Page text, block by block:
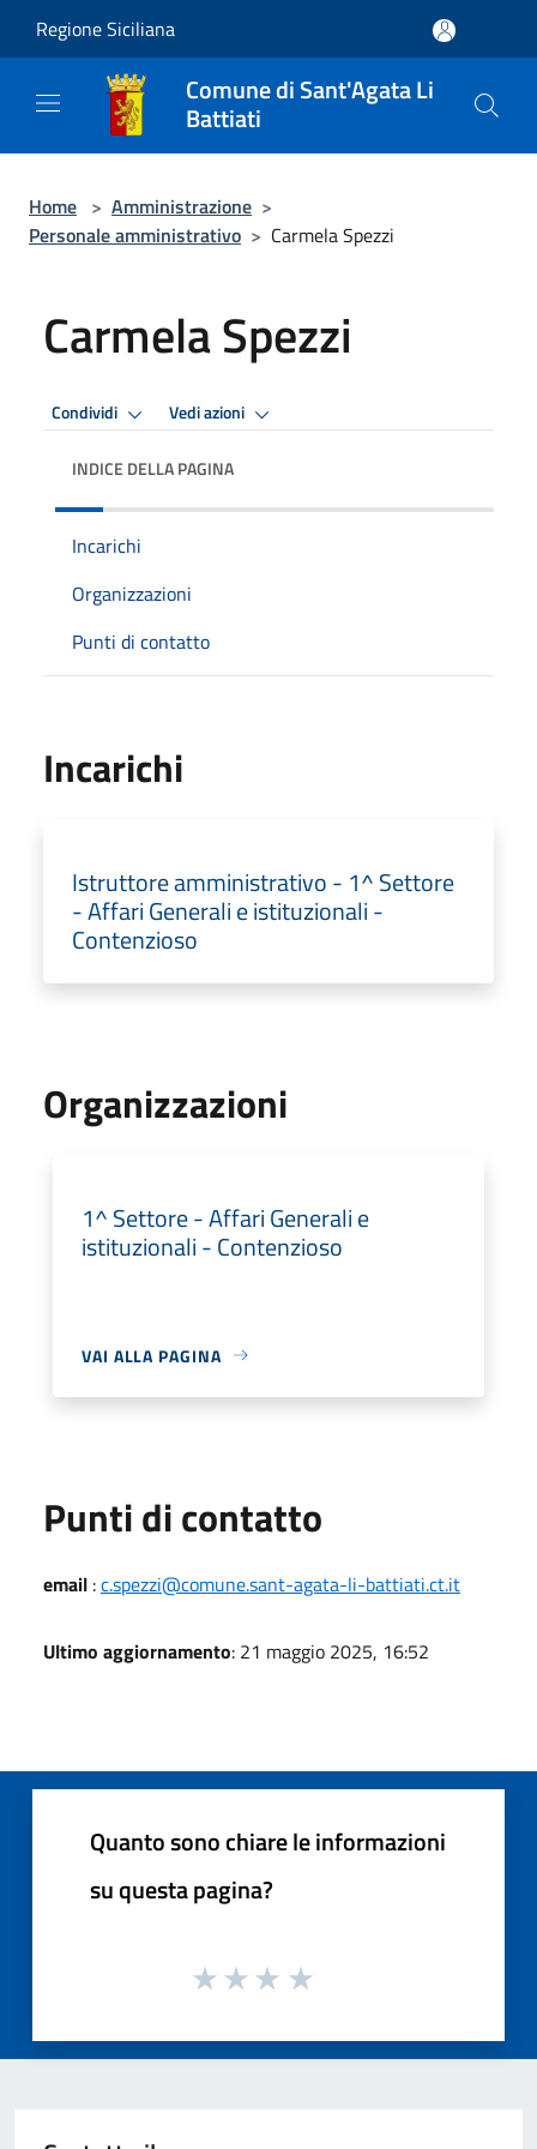
Regione Siciliana
Comune di Sant'Agata Li
Battiati
Home > Amministrazione >
Personale amministrativo > Carmela Spezzi
Carmela Spezzi
Condividi Vedi azioni
INDICE DELLA PAGINA
Incarichi
Organizzazioni
Punti di contatto
Incarichi
Istruttore amministrativo - 1^ Settore
- Affari Generali e istituzionali -
Contenzioso
Organizzazioni
1^ Settore - Affari Generali e
istituzionali - Contenzioso
VAI ALLA PAGINA
Punti di contatto
email :c.spezzi@comune.sant-agata-li-battiati.ct.it
Ultimo aggiornamento: 21 maggio 2025, 16:52
Quanto sono chiare le informazioni
su questa pagina?